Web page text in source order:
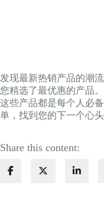
发现最新热销产品的潮
您精选了最优惠的产品
这些产品都是每个人必
单，找到您的下一个心头
Share this content: